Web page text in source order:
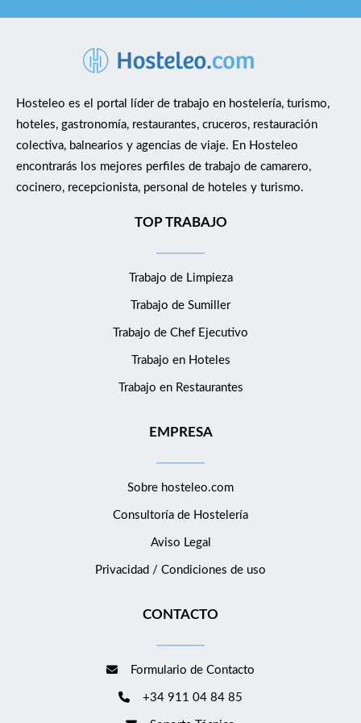
Cumplir los estándares establecidos en cocina. Y para Jefe/a de
manera cualificada las funciones de control y supervisión del
servicio que le sea asignado. Participar en el control de
aprovisionamientos, conservación y almacenamiento de
mercancías. Colaborar en la instrucción del personal a su cargo.
Elaboración de menús. Requisitos Tener experiencia y ganas de
ofrece: - Uniforme - Trabajar con productos de máxima calidad
descuentos especiales en hoteles de la cadena Hesperia y de los
hoteles Hyatt en todo el mundo, así como en una variedad de
entretenimiento y más. - Buen ambiente laboral, en un equipo
apasionado, motivado y creativo.
Hosteleo es el portal líder de trabajo en hostelería, turismo,
hoteles, gastronomía, restaurantes, cruceros, restauración
colectiva, balnearios y agencias de viaje. En Hosteleo
encontrarás los mejores perfiles de trabajo de camarero,
cocinero, recepcionista, personal de hoteles y turismo.
TOP TRABAJO
Trabajo de Limpieza
Trabajo de Sumiller
Trabajo de Chef Ejecutivo
Trabajo en Hoteles
Trabajo en Restaurantes
EMPRESA
Sobre hosteleo.com
Consultoría de Hostelería
Aviso Legal
Privacidad / Condiciones de uso
CONTACTO
Formulario de Contacto
+34 911 04 84 85